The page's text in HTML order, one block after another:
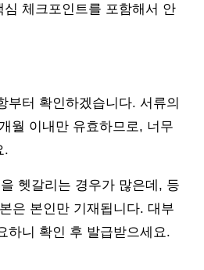
체크포인트를 포함해서 안
부터 확인하겠습니다. 서류의
월 이내만 유효하므로, 너무
.
헷갈리는 경우가 많은데, 등
은 본인만 기재됩니다. 대부
하니 확인 후 발급받으세요.